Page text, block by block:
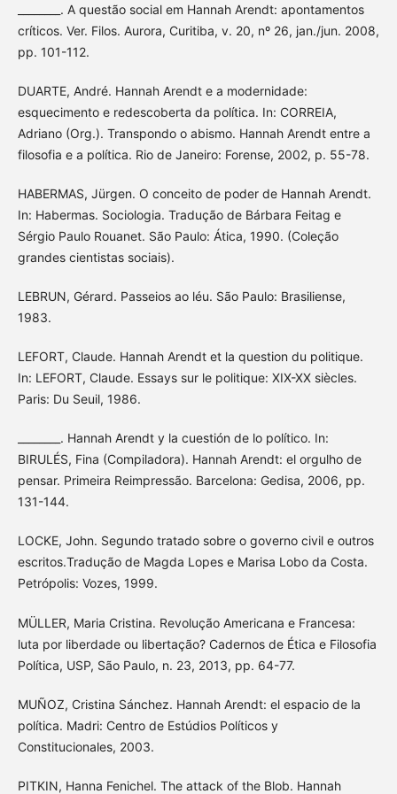
________. A questão social em Hannah Arendt: apontamentos
críticos. Ver. Filos. Aurora, Curitiba, v. 20, nº 26, jan./jun. 2008,
pp. 101-112.
DUARTE, André. Hannah Arendt e a modernidade:
esquecimento e redescoberta da política. In: CORREIA,
Adriano (Org.). Transpondo o abismo. Hannah Arendt entre a
filosofia e a política. Rio de Janeiro: Forense, 2002, p. 55-78.
HABERMAS, Jürgen. O conceito de poder de Hannah Arendt.
In: Habermas. Sociologia. Tradução de Bárbara Feitag e
Sérgio Paulo Rouanet. São Paulo: Ática, 1990. (Coleção
grandes cientistas sociais).
LEBRUN, Gérard. Passeios ao léu. São Paulo: Brasiliense,
1983.
LEFORT, Claude. Hannah Arendt et la question du politique.
In: LEFORT, Claude. Essays sur le politique: XIX-XX siècles.
Paris: Du Seuil, 1986.
________. Hannah Arendt y la cuestión de lo político. In:
BIRULÉS, Fina (Compiladora). Hannah Arendt: el orgulho de
pensar. Primeira Reimpressão. Barcelona: Gedisa, 2006, pp.
131-144.
LOCKE, John. Segundo tratado sobre o governo civil e outros
escritos.Tradução de Magda Lopes e Marisa Lobo da Costa.
Petrópolis: Vozes, 1999.
MÜLLER, Maria Cristina. Revolução Americana e Francesa:
luta por liberdade ou libertação? Cadernos de Ética e Filosofia
Política, USP, São Paulo, n. 23, 2013, pp. 64-77.
MUÑOZ, Cristina Sánchez. Hannah Arendt: el espacio de la
política. Madri: Centro de Estúdios Políticos y
Constitucionales, 2003.
PITKIN, Hanna Fenichel. The attack of the Blob. Hannah